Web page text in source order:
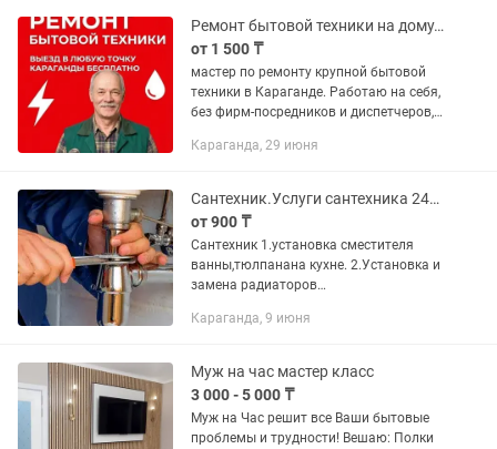
Ремонт бытовой техники на дому. Частный мастер. Низкие цены. Гарантия.
от 1 500 ₸
мастер по ремонту крупной бытовой
техники в Караганде. Работаю на себя,
без фирм-посредников и диспетчеров,
Опыт более 12 лет. Оперативный выезд
Караганда, 29 июня
Сантехник.Услуги сантехника 24/7
от 900 ₸
Сантехник 1.установка сместителя
ванны,тюлпанана кухне. 2.Установка и
замена радиаторов
3.Установка изамена счетчиков воды,
кабин и...
Караганда, 9 июня
Муж на час мастер класс
3 000 - 5 000 ₸
Муж на Час решит все Ваши бытовые
проблемы и трудности! Вешаю: Полки